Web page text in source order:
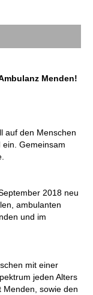
Menden!
auf den Menschen
ein. Gemeinsam
2018 neu
ambulanten
und im
mit einer
ktrum jeden Alters
Menden, sowie den